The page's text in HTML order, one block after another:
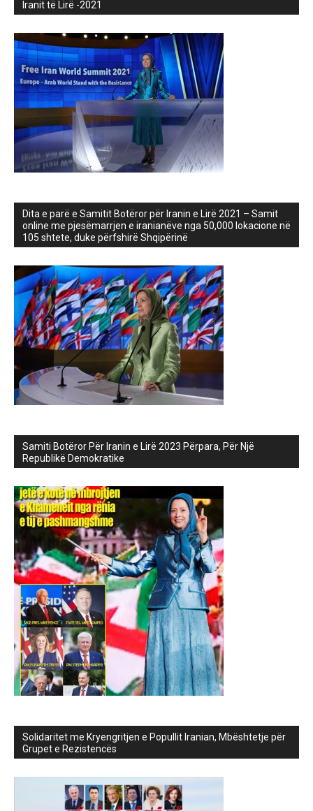
Iranit të Lirë -2021
Dita e parë e Samitit Botëror për Iranin e Lirë 2021 – Samit
online me pjesëmarrjen e iranianëve nga 50,000 lokacione në
105 shtete, duke përfshirë Shqipërinë
Samiti Botëror Për Iranin e Lirë 2023 Përpara, Për Një
Republikë Demokratike
Solidaritet me Kryengritjen e Popullit Iranian, Mbështetje për
Grupet e Rezistencës